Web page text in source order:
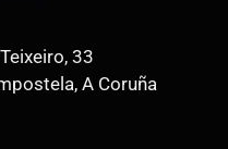
33
A Coruña